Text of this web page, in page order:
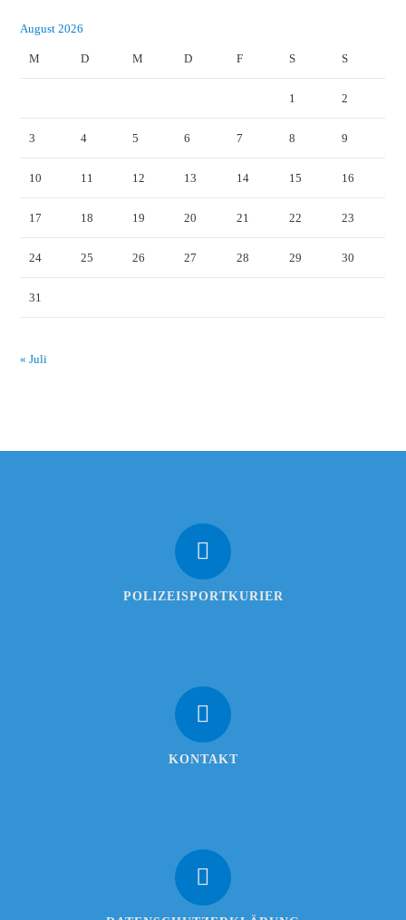
August 2026
M D M D F S S
1 2
3 4 5 6 7 8 9
10 11 12 13 14 15 16
17 18 19 20 21 22 23
24 25 26 27 28 29 30
31
« Juli
POLIZEISPORTKURIER
KONTAKT